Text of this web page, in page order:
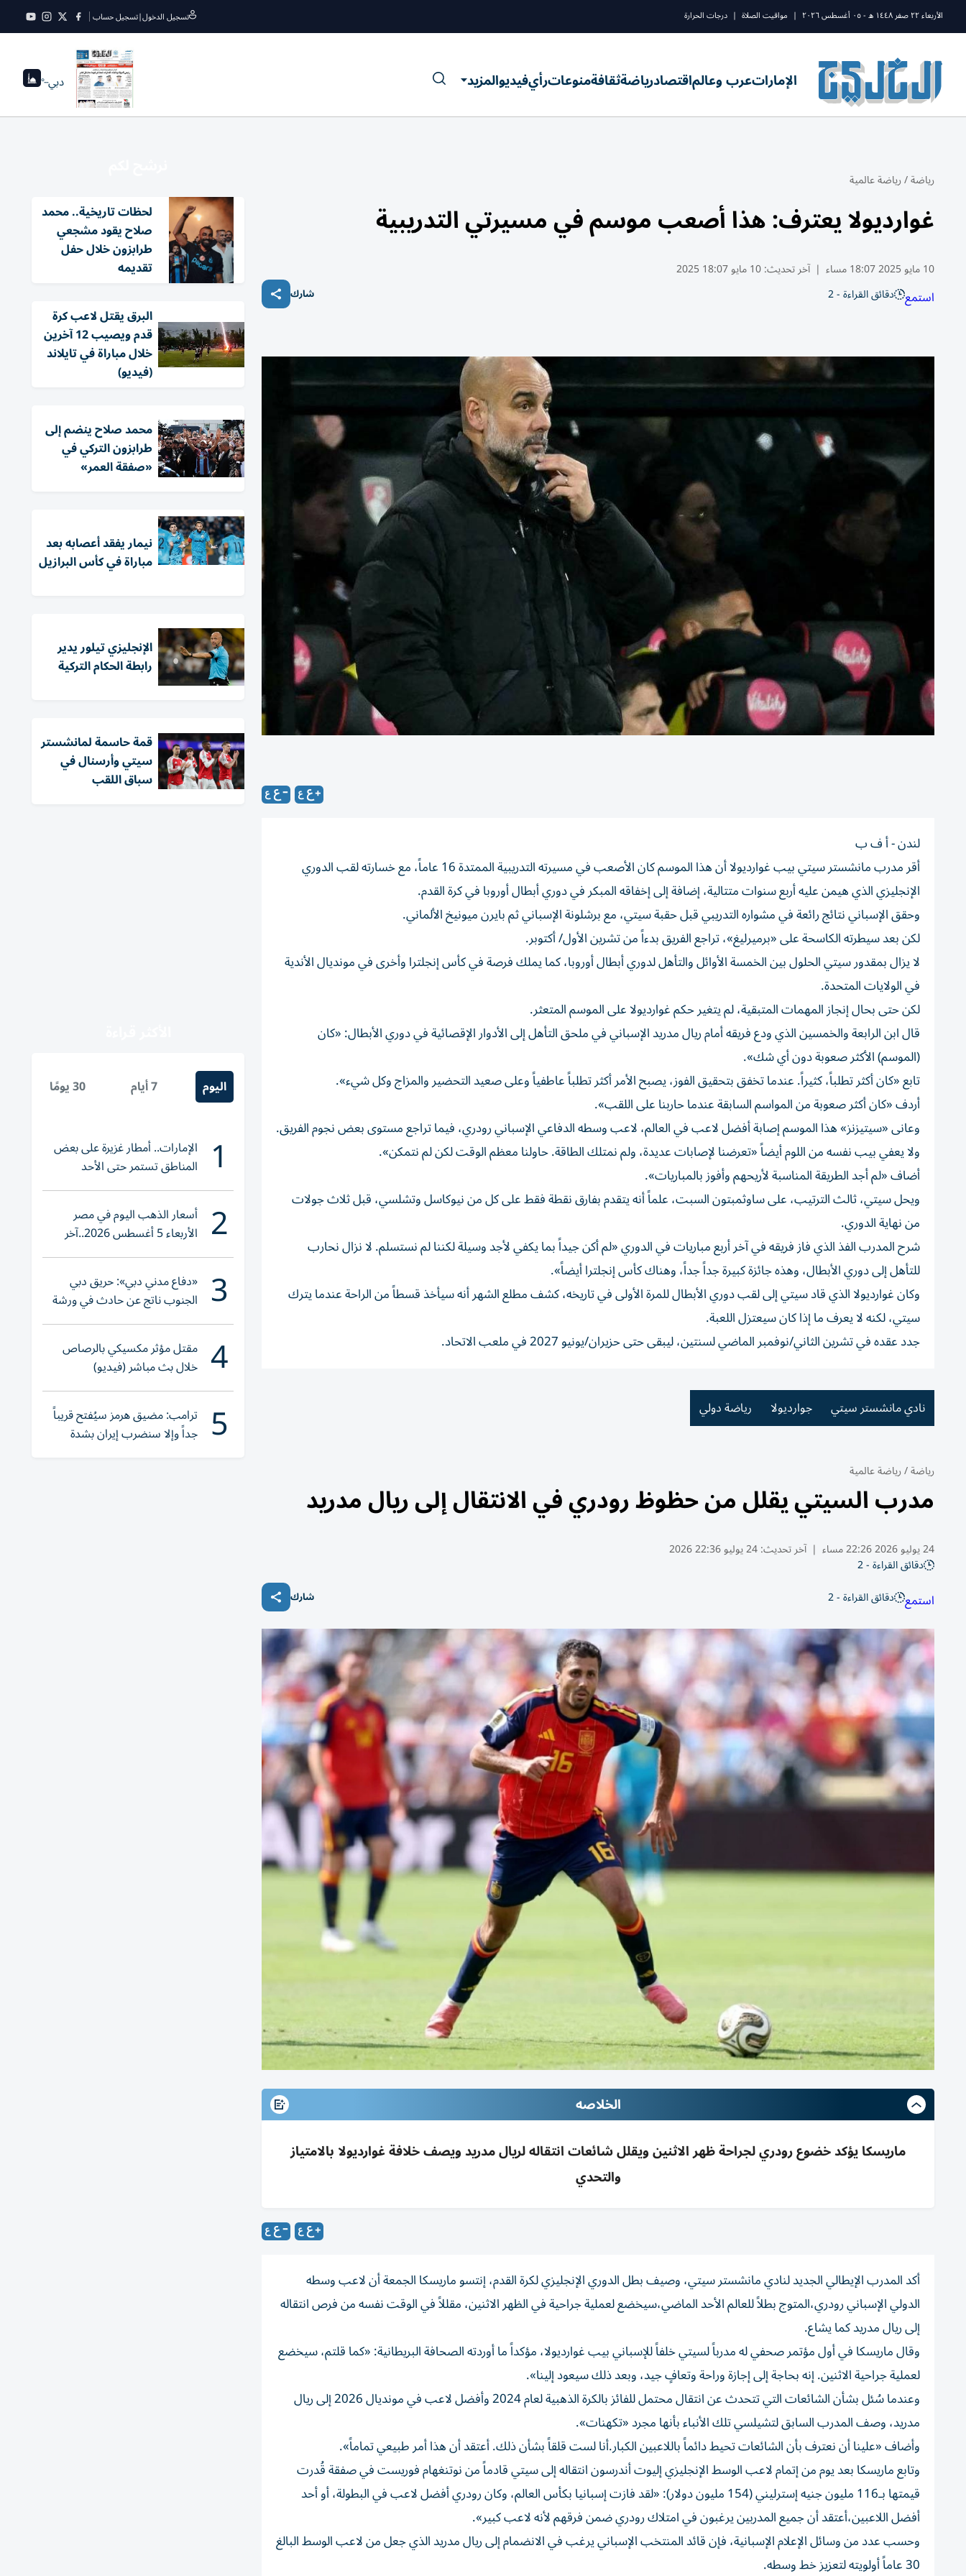
الأربعاء ٢٢ صفر ١٤٤٨ ه - ٠٥ أغسطس ٢٠٢٦ | مواقيت الصلاة | درجات الحرارة تسجيل الدخول|تسجيل حساب
الإماراتعرب وعالماقتصادرياضةثقافةمنوعاترأيفيديوالمزيد دبي--°
رياضة/رياضة عالمية
غوارديولا يعترف: هذا أصعب موسم في مسيرتي التدريبية
10 مايو 2025 18:07 مساء | آخر تحديث:10 مايو 18:07 2025
استمع دقائق القراءة - 2 شارك
لندن - أ ف ب
أقر مدرب مانشستر سيتي بيب غوارديولا أن هذا الموسم كان الأصعب في مسيرته التدريبية الممتدة 16 عاماً، مع خسارته لقب الدوري
الإنجليزي الذي هيمن عليه أربع سنوات متتالية، إضافة إلى إخفاقه المبكر في دوري أبطال أوروبا في كرة القدم.
وحقق الإسباني نتائج رائعة في مشواره التدريبي قبل حقبة سيتي، مع برشلونة الإسباني ثم بايرن ميونيخ الألماني.
لكن بعد سيطرته الكاسحة على «برميرليغ»، تراجع الفريق بدءاً من تشرين الأول/ أكتوبر.
لا يزال بمقدور سيتي الحلول بين الخمسة الأوائل والتأهل لدوري أبطال أوروبا، كما يملك فرصة في كأس إنجلترا وأخرى في مونديال الأندية
في الولايات المتحدة.
لكن حتى بحال إنجاز المهمات المتبقية، لم يتغير حكم غوارديولا على الموسم المتعثر.
قال ابن الرابعة والخمسين الذي ودع فريقه أمام ريال مدريد الإسباني في ملحق التأهل إلى الأدوار الإقصائية في دوري الأبطال: «كان
(الموسم) الأكثر صعوبة دون أي شك».
تابع «كان أكثر تطلباً، كثيراً. عندما تخفق بتحقيق الفوز، يصبح الأمر أكثر تطلباً عاطفياً وعلى صعيد التحضير والمزاج وكل شيء».
أردف «كان أكثر صعوبة من المواسم السابقة عندما حاربنا على اللقب».
وعانى «سيتيزنز» هذا الموسم إصابة أفضل لاعب في العالم، لاعب وسطه الدفاعي الإسباني رودري، فيما تراجع مستوى بعض نجوم الفريق.
ولا يعفي بيب نفسه من اللوم أيضاً «تعرضنا لإصابات عديدة، ولم نمتلك الطاقة. حاولنا معظم الوقت لكن لم نتمكن».
أضاف «لم أجد الطريقة المناسبة لأريحهم وأفوز بالمباريات».
ويحل سيتي، ثالث الترتيب، على ساوثمبتون السبت، علماً أنه يتقدم بفارق نقطة فقط على كل من نيوكاسل وتشلسي، قبل ثلاث جولات
من نهاية الدوري.
شرح المدرب الفذ الذي فاز فريقه في آخر أربع مباريات في الدوري «لم أكن جيداً بما يكفي لأجد وسيلة لكننا لم نستسلم. لا نزال نحارب
للتأهل إلى دوري الأبطال، وهذه جائزة كبيرة جداً جداً، وهناك كأس إنجلترا أيضاً».
وكان غوارديولا الذي قاد سيتي إلى لقب دوري الأبطال للمرة الأولى في تاريخه، كشف مطلع الشهر أنه سيأخذ قسطاً من الراحة عندما يترك
سيتي، لكنه لا يعرف ما إذا كان سيعتزل اللعبة.
جدد عقده في تشرين الثاني/نوفمبر الماضي لسنتين، ليبقى حتى حزيران/يونيو 2027 في ملعب الاتحاد.
نادي مانشستر سيتي جوارديولا رياضة دولي
رياضة/رياضة عالمية
مدرب السيتي يقلل من حظوظ رودري في الانتقال إلى ريال مدريد
24 يوليو 2026 22:26 مساء | آخر تحديث:24 يوليو 22:36 2026
دقائق القراءة - 2
استمع دقائق القراءة - 2 شارك
الخلاصه
ماريسكا يؤكد خضوع رودري لجراحة ظهر الاثنين ويقلل شائعات انتقاله لريال مدريد ويصف خلافة غوارديولا بالامتياز
والتحدي
أكد المدرب الإيطالي الجديد لنادي مانشستر سيتي، وصيف بطل الدوري الإنجليزي لكرة القدم، إنتسو ماريسكا الجمعة أن لاعب وسطه
الدولي الإسباني رودري،المتوج بطلاً للعالم الأحد الماضي،سيخضع لعملية جراحية في الظهر الاثنين، مقللاً في الوقت نفسه من فرص انتقاله
إلى ريال مدريد كما يشاع.
وقال ماريسكا في أول مؤتمر صحفي له مدرباً لسيتي خلفاً للإسباني بيب غوارديولا، مؤكداً ما أوردته الصحافة البريطانية: «كما قلتم، سيخضع
لعملية جراحية الاثنين. إنه بحاجة إلى إجازة وراحة وتعافٍ جيد، وبعد ذلك سيعود إلينا».
وعندما سُئل بشأن الشائعات التي تتحدث عن انتقال محتمل للفائز بالكرة الذهبية لعام 2024 وأفضل لاعب في مونديال 2026 إلى ريال
مدريد، وصف المدرب السابق لتشيلسي تلك الأنباء بأنها مجرد «تكهنات».
وأضاف «علينا أن نعترف بأن الشائعات تحيط دائماً باللاعبين الكبار.أنا لست قلقاً بشأن ذلك. أعتقد أن هذا أمر طبيعي تماماً».
وتابع ماريسكا بعد يوم من إتمام لاعب الوسط الإنجليزي إليوت أندرسون انتقاله إلى سيتي قادماً من نوتنغهام فوريست في صفقة قُدرت
قيمتها بـ116 مليون جنيه إسترليني (154 مليون دولار): «لقد فازت إسبانيا بكأس العالم، وكان رودري أفضل لاعب في البطولة، أو أحد
أفضل اللاعبين،أعتقد أن جميع المدربين يرغبون في امتلاك رودري ضمن فرقهم لأنه لاعب كبير».
وحسب عدد من وسائل الإعلام الإسبانية، فإن قائد المنتخب الإسباني يرغب في الانضمام إلى ريال مدريد الذي جعل من لاعب الوسط البالغ
30 عاماً أولويته لتعزيز خط وسطه.
لحظات تاريخية.. محمد
صلاح يقود مشجعي
طرابزون خلال حفل
تقديمه
البرق يقتل لاعب كرة
قدم ويصيب 12 آخرين
خلال مباراة في تايلاند
(فيديو)
محمد صلاح ينضم إلى
طرابزون التركي في
«صفقة العمر»
نيمار يفقد أعصابه بعد
مباراة في كأس البرازيل
الإنجليزي تيلور يدير
رابطة الحكام التركية
قمة حاسمة لمانشستر
سيتي وأرسنال في
سباق اللقب
اليوم 7 أيام 30 يومًا
1 الإمارات.. أمطار غزيرة على بعض
المناطق تستمر حتى الأحد
2 أسعار الذهب اليوم في مصر
الأربعاء 5 أغسطس 2026..آخر
تحديث لعيار 21
3 «دفاع مدني دبي»: حريق دبي
الجنوب ناتج عن حادث في ورشة
ولا إصابات
4 مقتل مؤثر مكسيكي بالرصاص
خلال بث مباشر (فيديو)
5 ترامب: مضيق هرمز سيُفتح قريباً
جداً وإلا سنضرب إيران بشدة